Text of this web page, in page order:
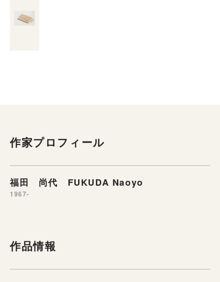
作家プロフィール
福田 尚代 FUKUDA Naoyo
1967-
作品情報